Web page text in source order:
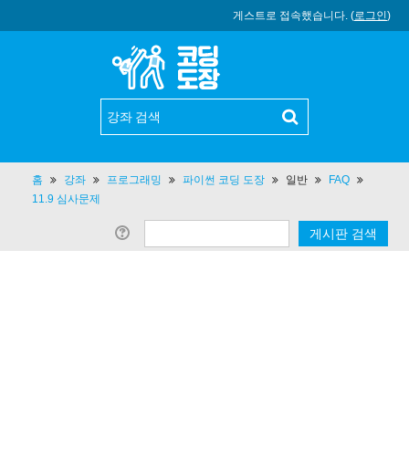
게스트로 접속했습니다. (로그인)
홈 강좌 프로그래밍 파이썬 코딩 도장 일반
FAQ
11.9 심사문제